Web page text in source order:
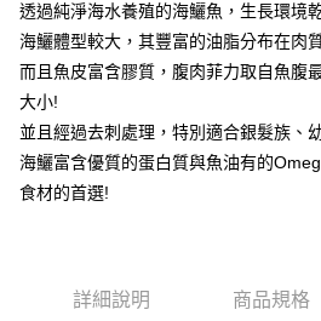
每筆NT$210，滿NT$1,900(含以上)免
冷凍宅配
冷凍貨到付款
每筆NT$240，滿NT$1,900(含以上)免
透過純淨海水養殖的海鱺魚，生長環境
海鱺體型較大，其豐富的油脂分布在肉
而且魚皮富含膠質，腹肉菲力取自魚腹
大小!
並且經過去刺處理，特別適合銀髮族、
海鱺富含優質的蛋白質與魚油有的
食材的首選!
詳細說明 商品規格